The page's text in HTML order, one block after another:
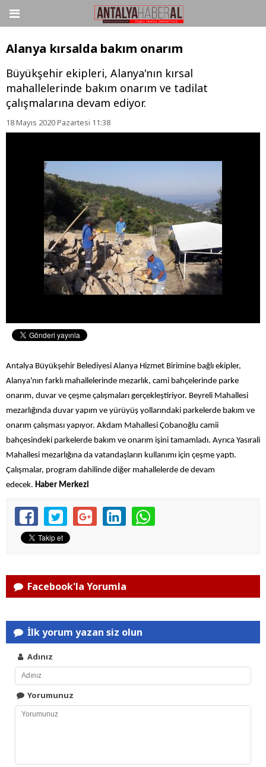
Alanya kırsalda bakım onarım
Büyükşehir ekipleri, Alanya'nın kırsal
mahallelerinde bakım onarım ve tadilat
çalışmalarına devam ediyor.
18 Mayıs 2020 Pazartesi 11:38
Antalya Büyükşehir Belediyesi Alanya Hizmet Birimine bağlı ekipler,
Alanya'nın farklı mahallelerinde mezarlık, cami bahçelerinde parke
onarım, duvar ve çeşme çalışmaları gerçekleştiriyor. Beyreli Mahallesi
mezarlığında duvar yapım ve yürüyüş yollarındaki parkelerde bakım ve
onarım çalışması yapıyor. Akdam Mahallesi Çobanoğlu camii
bahçesindeki parkelerde bakım ve onarım işini tamamladı. Ayrıca Yasırali
Mahallesi mezarlığına da vatandaşların kullanımı için çeşme yaptı.
Çalışmalar, program dahilinde diğer mahallelerde de devam
edecek. Haber Merkezi
Facebook'la Yorumla
İlk yorum yazan siz olun
Adınız
Yorumunuz